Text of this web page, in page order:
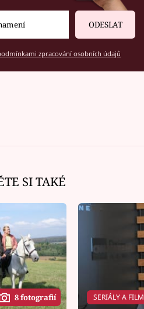
ODESLAT
zpracování osobních údajů
SI TAKÉ
8 fotografií SERIÁLY A